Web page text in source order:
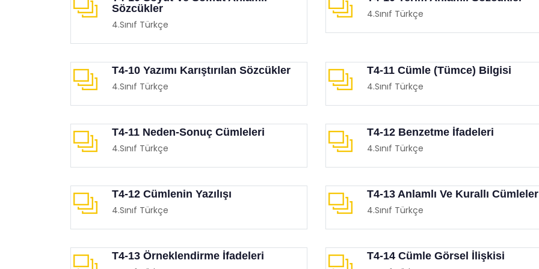
Sözcükler
4.Sınıf Türkçe
4.Sınıf Türkçe
T4-10 Yazımı Karıştırılan Sözcükler
4.Sınıf Türkçe
T4-11 Cümle (Tümce) Bilgisi
4.Sınıf Türkçe
T4-11 Neden-Sonuç Cümleleri
4.Sınıf Türkçe
T4-12 Benzetme İfadeleri
4.Sınıf Türkçe
T4-12 Cümlenin Yazılışı
4.Sınıf Türkçe
T4-13 Anlamlı Ve Kurallı Cümleler
4.Sınıf Türkçe
T4-13 Örneklendirme İfadeleri
T4-14 Cümle Görsel İlişkisi
İzleyebileceğiniz Animasyon
Filmleri
Eğitimgen /Film Köşesi
Demokrasi Haftası)
Film Köşesi
Mutlaka İzlemesi Gereken
Birbirinden Etkileyici 15
Eğitimgen /